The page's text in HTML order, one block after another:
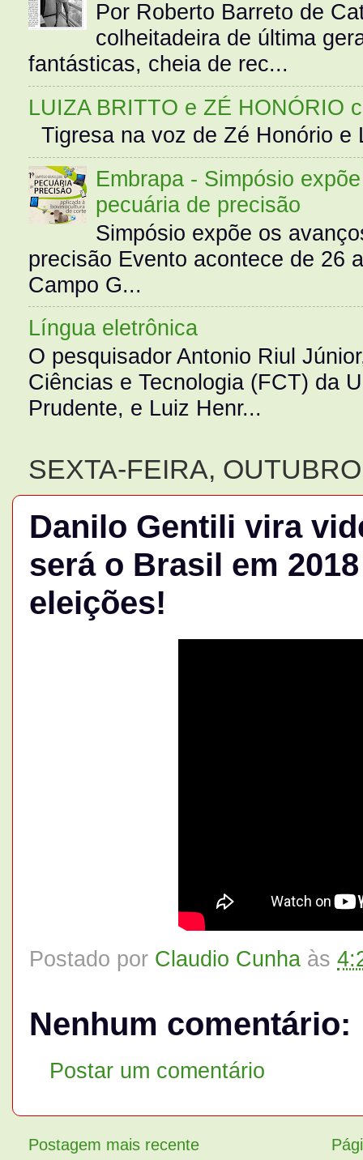
Por Roberto Barreto de
colheitadeira de última
fantásticas, cheia de rec...
LUIZA BRITTO e ZÉ HONÓRIO
Tigresa na voz de Zé Honório
Embrapa - Simpósio
pecuária de precisão
Simpósio expõe os
precisão Evento acontece de 26
Campo G...
Língua eletrônica
O pesquisador Antonio Riul
Ciências e Tecnologia (FCT) da
Prudente, e Luiz Henr...
SEXTA-FEIRA,
Danilo Gentili vira
será o Brasil em
eleições!
Postado por Claudio Cunha às
Nenhum comentário:
Postar um comentário
Postagem mais recente